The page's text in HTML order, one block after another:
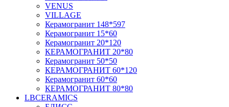
VENUS
VILLAGE
Керамогранит 148*597
Керамогранит 15*60
Керамогранит 20*120
КЕРАМОГРАНИТ 20*80
Керамогранит 50*50
КЕРАМОГРАНИТ 60*120
Керамогранит 60*60
КЕРАМОГРАНИТ 80*80
LBCERAMICS